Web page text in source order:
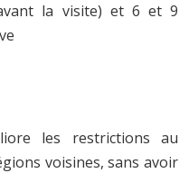
la visite) et 6 et 9
les restrictions au
voisines, sans avoir